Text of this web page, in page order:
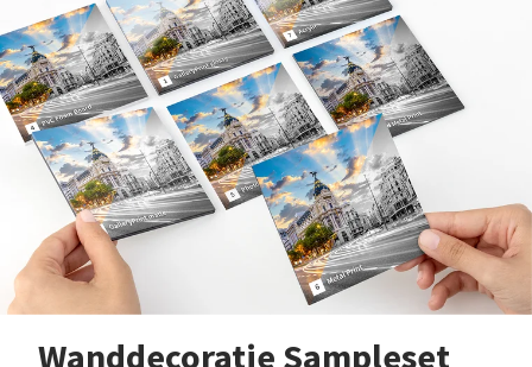
Wanddecoratie Sampleset